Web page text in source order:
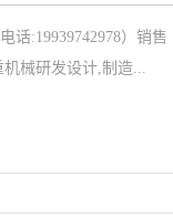
话:19939742978）销
械研发设计,制造...